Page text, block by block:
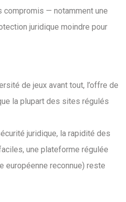
compromis — notamment une
juridique moindre pour
de jeux avant tout, l’offre de
la plupart des sites régulés
juridique, la rapidité des
une plateforme régulée
européenne reconnue) reste